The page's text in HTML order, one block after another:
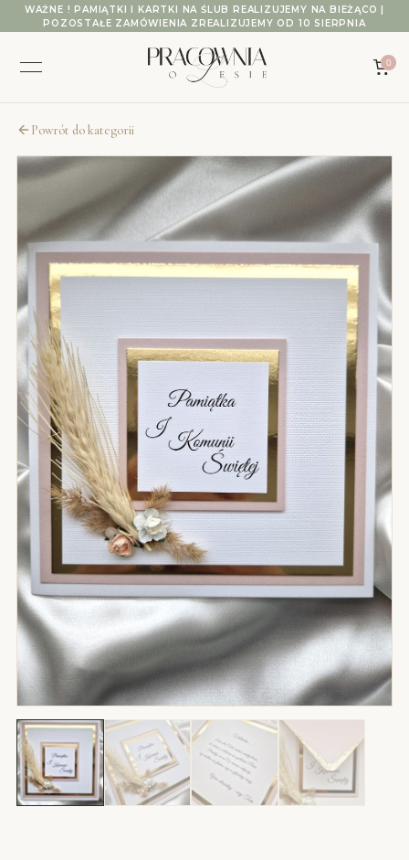
Przejdź do treści
WAŻNE ! PAMIĄTKI I KARTKI NA ŚLUB REALIZUJEMY NA BIEŻĄCO |
POZOSTAŁE ZAMÓWIENIA ZREALIZUJEMY OD 10 SIERPNIA
0
Powrót do kategorii